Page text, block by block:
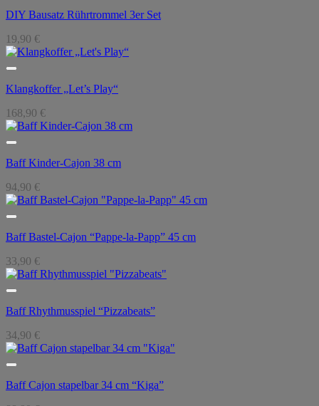
DIY Bausatz Rührtrommel 3er Set
19,90 €
Klangkoffer „Let’s Play“
168,90 €
Baff Kinder-Cajon 38 cm
94,90 €
Baff Bastel-Cajon “Pappe-la-Papp” 45 cm
33,90 €
Baff Rhythmusspiel “Pizzabeats”
34,90 €
Baff Cajon stapelbar 34 cm “Kiga”